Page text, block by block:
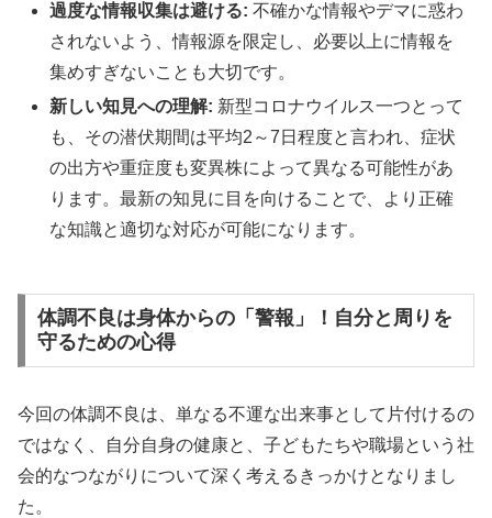
過度な情報収集は避ける: 不確かな情報やデマに惑わ
されないよう、情報源を限定し、必要以上に情報を
集めすぎないことも大切です。
新しい知見への理解: 新型コロナウイルス一つとって
も、その潜伏期間は平均2～7日程度と言われ、症状
の出方や重症度も変異株によって異なる可能性があ
ります。最新の知見に目を向けることで、より正確
な知識と適切な対応が可能になります。
体調不良は身体からの「警報」！自分と周りを
守るための心得
今回の体調不良は、単なる不運な出来事として片付けるの
ではなく、自分自身の健康と、子どもたちや職場という社
会的なつながりについて深く考えるきっかけとなりまし
た。